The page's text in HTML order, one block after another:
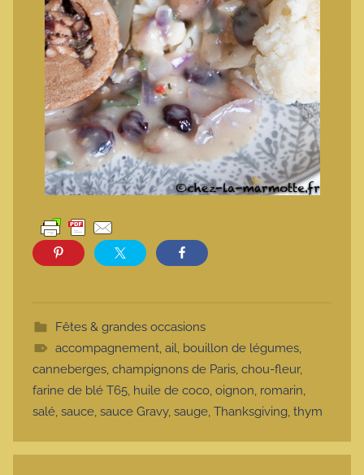
Fêtes & grandes occasions
accompagnement, ail, bouillon de légumes,
canneberges, champignons de Paris, chou-fleur,
farine de blé T65, huile de coco, oignon, romarin,
salé, sauce, sauce Gravy, sauge, Thanksgiving, thym